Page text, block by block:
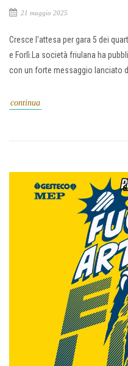
21 maggio 2025
Cresce l'attesa per gara 5 dei
e Forlì.La società friulana ha
con un forte messaggio lanciato
continua